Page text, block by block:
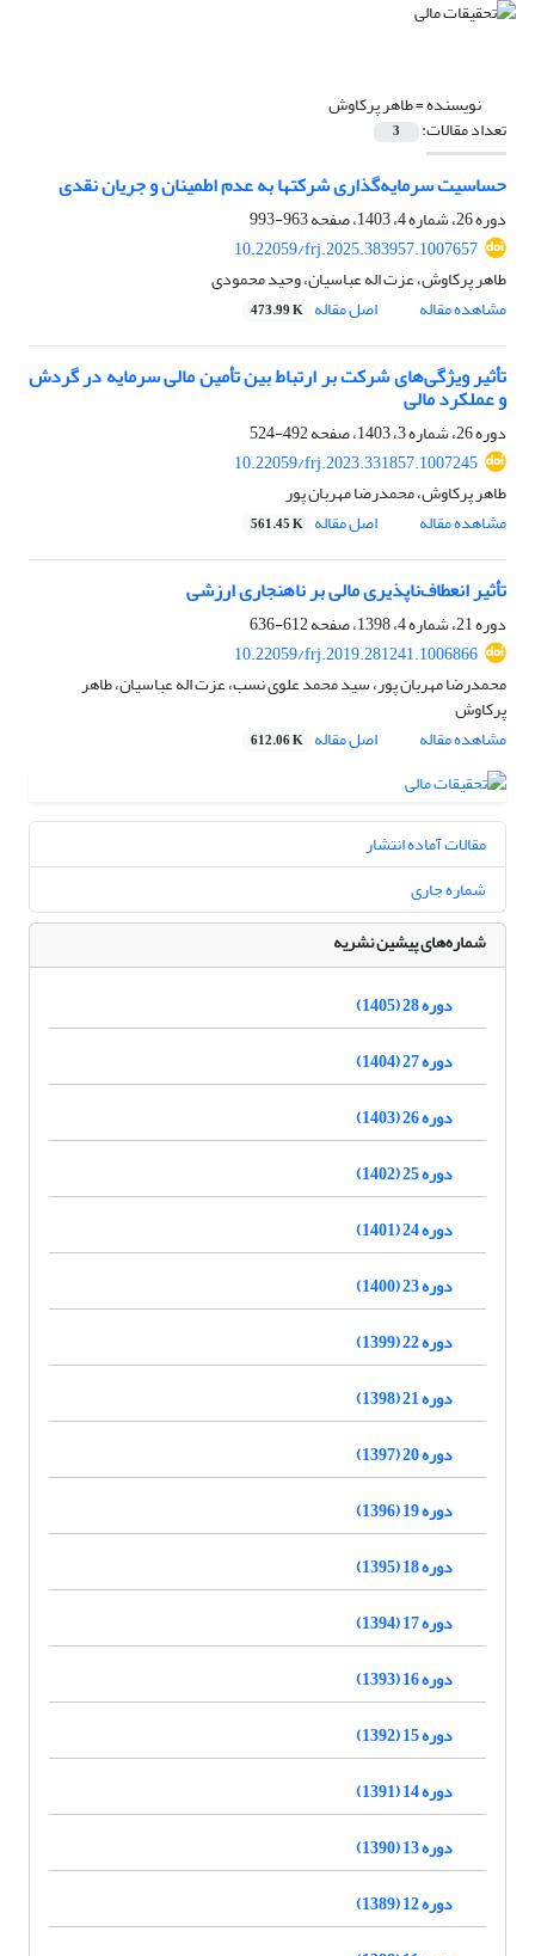
نویسنده =طاهر پرکاوش
تعداد مقالات: 3
حساسیت سرمایه‌گذاری شرکت‏ها به عدم ‏اطمینان و جریان نقدی
دوره 26، شماره 4، 1403، صفحه
963-993
10.22059/frj.2025.383957.1007657
طاهر پرکاوش، عزت اله عباسیان، وحید محمودی
مشاهده مقاله
اصل مقاله 473.99 K
تأثیر ویژگی‌های شرکت بر ارتباط بین تأمین مالی سرمایه ‏در ‏گردش
و عملکرد مالی
دوره 26، شماره 3، 1403، صفحه
492-524
10.22059/frj.2023.331857.1007245
طاهر پرکاوش، محمدرضا مهربان پور
مشاهده مقاله
اصل مقاله 561.45 K
تأثیر انعطاف‌ناپذیری مالی بر ناهنجاری ارزشی
دوره 21، شماره 4، 1398، صفحه
612-636
10.22059/frj.2019.281241.1006866
محمدرضا مهربان پور، سید محمد علوی نسب، عزت اله عباسیان، طاهر
پرکاوش
مشاهده مقاله
اصل مقاله 612.06 K
مقالات آماده انتشار
شماره جاری
شماره‌های پیشین نشریه
دوره 28 (1405)
دوره 27 (1404)
دوره 26 (1403)
دوره 25 (1402)
دوره 24 (1401)
دوره 23 (1400)
دوره 22 (1399)
دوره 21 (1398)
دوره 20 (1397)
دوره 19 (1396)
دوره 18 (1395)
دوره 17 (1394)
دوره 16 (1393)
دوره 15 (1392)
دوره 14 (1391)
دوره 13 (1390)
دوره 12 (1389)